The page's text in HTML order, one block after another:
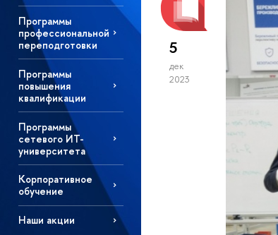
Программы
профессиональной
переподготовки
Программы
повышения
квалификации
Программы
сетевого ИТ-
университета
Корпоративное
обучение
Наши акции
5
дек
2023